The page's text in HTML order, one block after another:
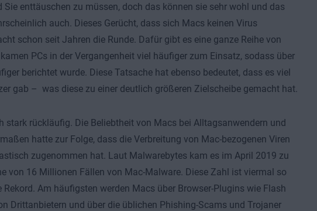
Sie enttäuschen zu müssen, doch das können sie sehr wohl und das
auch. Dieses Gerücht, dass sich Macs keinen Virus
schon seit Jahren die Runde. Dafür gibt es eine ganze Reihe von
PCs in der Vergangenheit viel häufiger zum Einsatz, sodass über
berichtet wurde. Diese Tatsache hat ebenso bedeutet, dass es viel
gab – was diese zu einer deutlich größeren Zielscheibe gemacht hat.
stark rückläufig. Die Beliebtheit von Macs bei Alltagsanwendern und
hatte zur Folge, dass die Verbreitung von Mac-bezogenen Viren
zugenommen hat. Laut Malwarebytes kam es im April 2019 zu
von 16 Millionen Fällen von Mac-Malware. Diese Zahl ist viermal so
Rekord. Am häufigsten werden Macs über Browser-Plugins wie Flash
Drittanbietern und über die üblichen Phishing-Scams und Trojaner